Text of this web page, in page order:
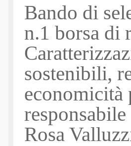
Bando di
n.1 borsa di
sostenibili,
Rosa